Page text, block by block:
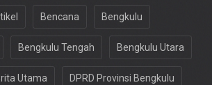
Bencana Bengkulu
Bengkulu Tengah Bengkulu Utara
Utama DPRD Provinsi Bengkulu